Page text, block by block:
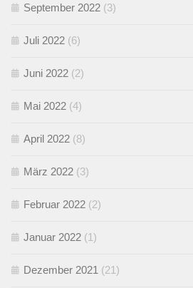
September 2022 (3)
Juli 2022 (6)
Juni 2022 (2)
Mai 2022 (4)
April 2022 (8)
März 2022 (3)
Februar 2022 (2)
Januar 2022 (1)
Dezember 2021 (21)